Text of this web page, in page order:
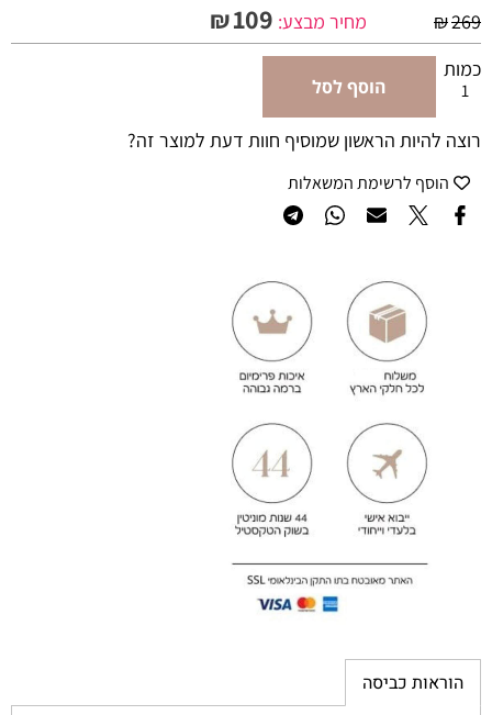
₪269 מחיר מבצע: ₪109
כמות
הוסף לסל
רוצה להיות הראשון שמוסיף חוות דעת למוצר זה?
הוסף לרשימת המשאלות
הוראות כביסה